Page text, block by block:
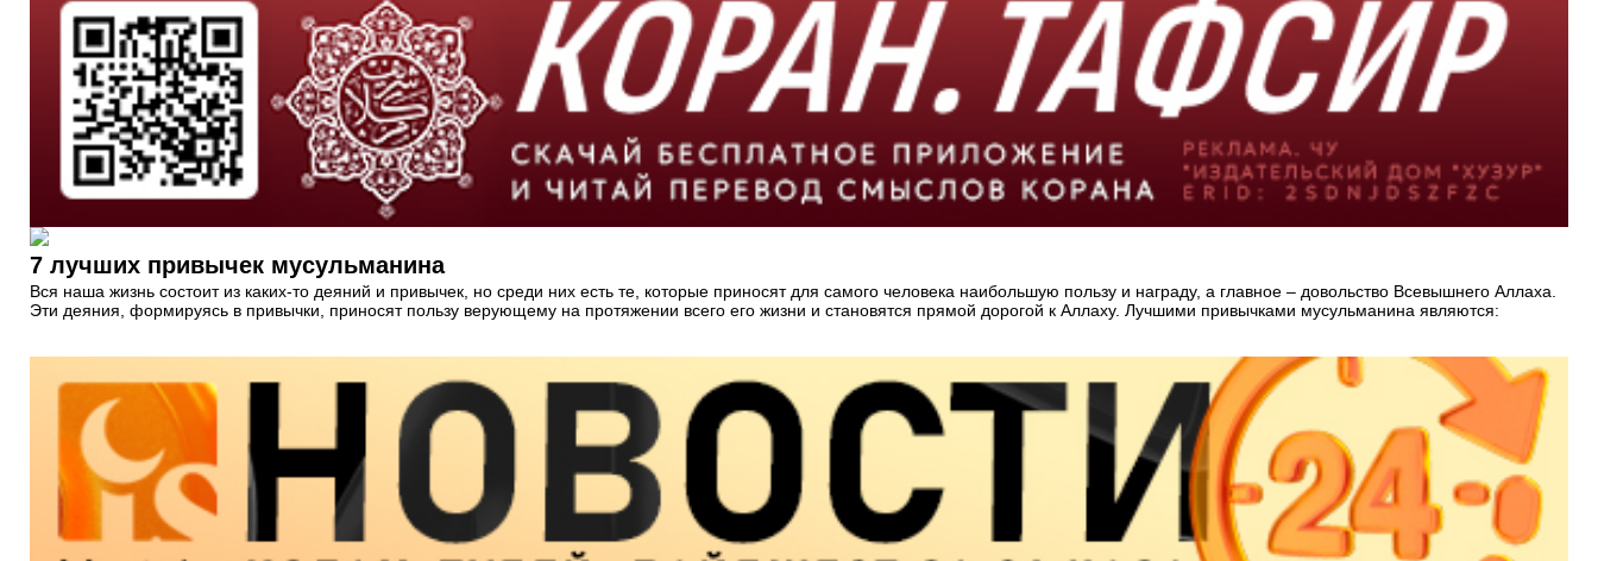
7 лучших привычек мусульманина
Вся наша жизнь состоит из каких-то деяний и привычек, но среди них есть те, которые приносят для самого человека наибольшую пользу и награду, а главное – довольство Всевышнего Аллаха.
Эти деяния, формируясь в привычки, приносят пользу верующему на протяжении всего его жизни и становятся прямой дорогой к Аллаху. Лучшими привычками мусульманина являются: